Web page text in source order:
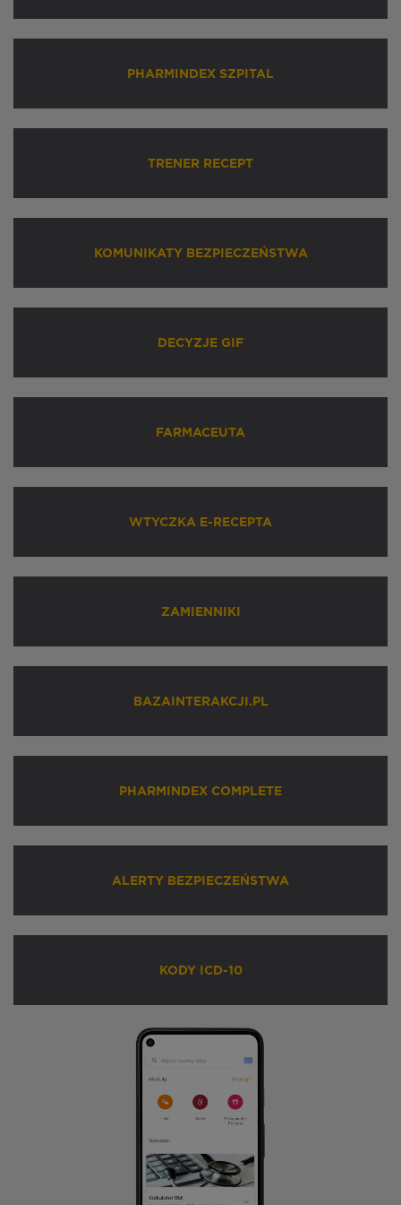
PHARMINDEX SZPITAL
TRENER RECEPT
KOMUNIKATY BEZPIECZEŃSTWA
DECYZJE GIF
FARMACEUTA
WTYCZKA E-RECEPTA
ZAMIENNIKI
BAZAINTERAKCJI.PL
PHARMINDEX COMPLETE
ALERTY BEZPIECZEŃSTWA
KODY ICD-10